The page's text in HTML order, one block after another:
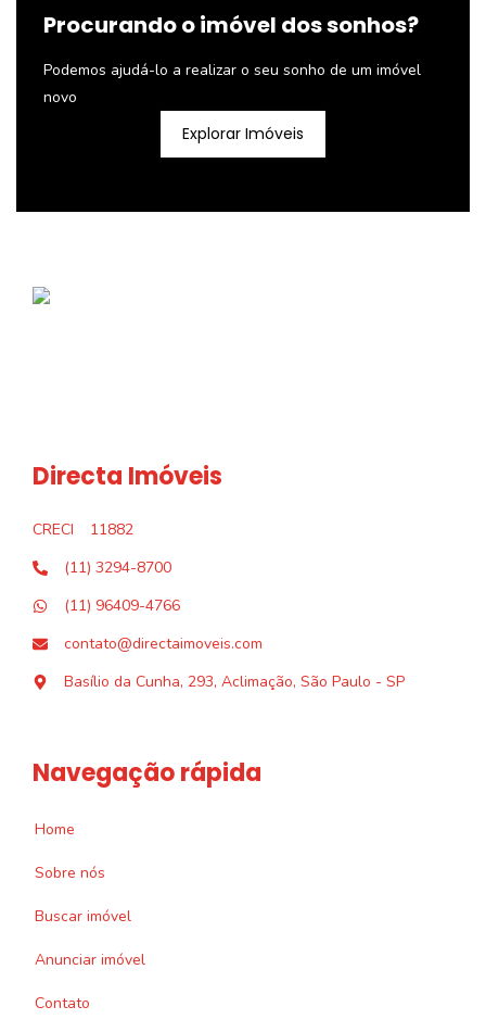
Procurando o imóvel dos sonhos?
Podemos ajudá-lo a realizar o seu sonho de um imóvel
novo
Explorar Imóveis
Directa Imóveis
CRECI
11882
(11) 3294-8700
(11) 96409-4766
contato@directaimoveis.com
Basílio da Cunha, 293, Aclimação, São Paulo - SP
Navegação rápida
Home
Sobre nós
Buscar imóvel
Anunciar imóvel
Contato